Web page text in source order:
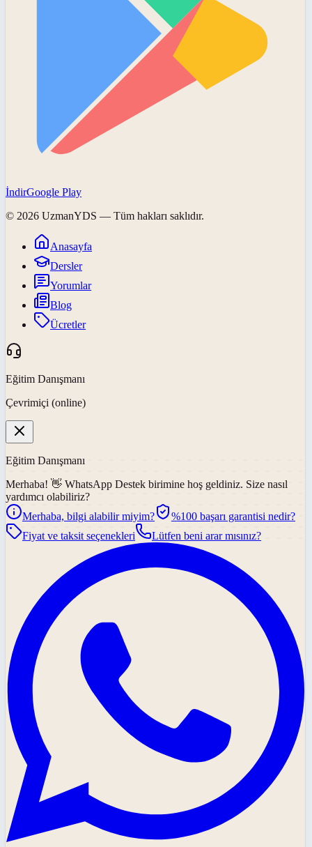
İndirGoogle Play
© 2026 UzmanYDS — Tüm hakları saklıdır.
Anasayfa
Dersler
Yorumlar
Blog
Ücretler
Eğitim Danışmanı
Çevrimiçi (online)
Eğitim Danışmanı
Merhaba! 👋 WhatsApp Destek birimine hoş geldiniz. Size nasıl
yardımcı olabiliriz?
Merhaba, bilgi alabilir miyim?
%100 başarı garantisi nedir?
Fiyat ve taksit seçenekleri
Lütfen beni arar mısınız?